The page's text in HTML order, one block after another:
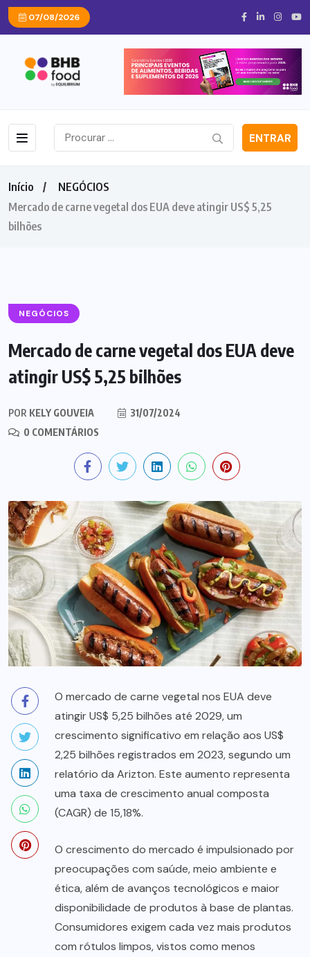
07/08/2026
ENTRAR
Início
NEGÓCIOS
Mercado de carne vegetal dos EUA deve atingir US$ 5,25
bilhões
NEGÓCIOS
Mercado de carne vegetal dos EUA deve
atingir US$ 5,25 bilhões
POR KELY GOUVEIA
31/07/2024
0 COMENTÁRIOS
O mercado de carne vegetal nos EUA deve
atingir US$ 5,25 bilhões até 2029, um
crescimento significativo em relação aos US$
2,25 bilhões registrados em 2023, segundo um
relatório da Arizton. Este aumento representa
uma taxa de crescimento anual composta
(CAGR) de 15,18%.
O crescimento do mercado é impulsionado por
preocupações com saúde, meio ambiente e
ética, além de avanços tecnológicos e maior
disponibilidade de produtos à base de plantas.
Consumidores exigem cada vez mais produtos
com rótulos limpos, vistos como menos